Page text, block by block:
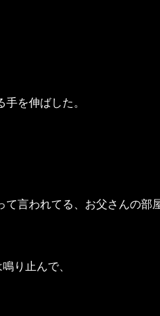
を伸ばした。
言われてる、お父さんの部
り止んで、